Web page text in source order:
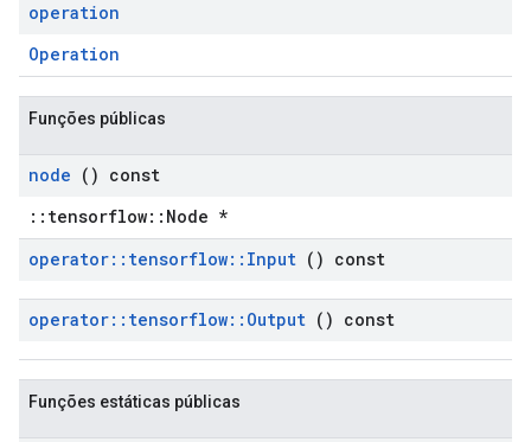
operation
Operation
Funções públicas
node () const
::tensorflow::Node *
operator:: tensorflow:: Input () const
operator:: tensorflow:: Output () const
Funções estáticas públicas